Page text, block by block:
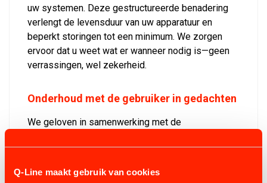
Q-Line maakt gebruik van cookies
uw systemen. Deze gestructureerde benadering
verlengt de levensduur van uw apparatuur en
beperkt storingen tot een minimum. We zorgen
ervoor dat u weet wat er wanneer nodig is—geen
verrassingen, wel zekerheid.
Onderhoud met de gebruiker in gedachten
We geloven in samenwerking met de
gebruiksvriendelijke richtlijnen waarmee u zelf
uitvoeren. Dit draagt niet alleen bij aan de